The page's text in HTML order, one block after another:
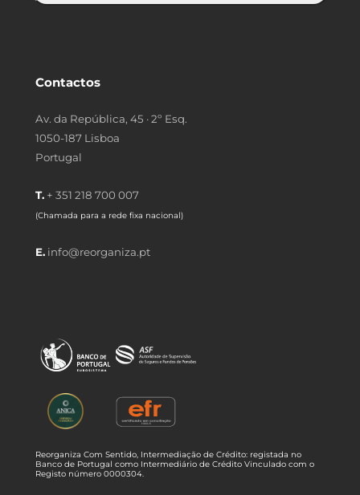
Contactos
Av. da República, 45 · 2º Esq.
1050-187 Lisboa
Portugal
T. + 351 218 700 007
(Chamada para a rede fixa nacional)
E. info@reorganiza.pt
Reorganiza Com Sentido, Intermediação de Crédito: registada no
Banco de Portugal como Intermediário de Crédito Vinculado com o
Registo número 0000304.